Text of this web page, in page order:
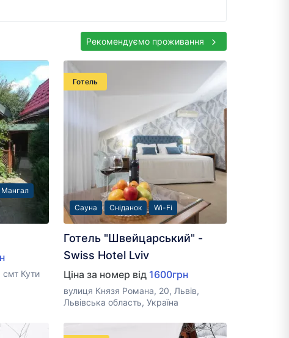
Рекомендуємо проживання
Мангал
смт Кути
Готель
Сауна Сніданок Wi-Fi
Готель "Швейцарський" -
Swiss Hotel Lviv
Ціна за номер від 1600грн
вулиця Князя Романа, 20, Львів,
Львівська область, Україна